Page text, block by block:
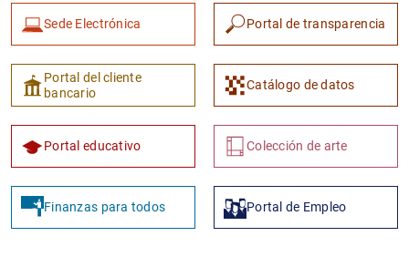
Sede Electrónica Portal de transparencia
Portal del cliente
bancario
Catálogo de datos
Portal educativo Colección de arte
Finanzas para todos Portal de Empleo